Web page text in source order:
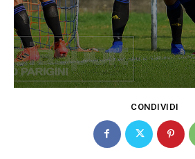
CONDIVIDI